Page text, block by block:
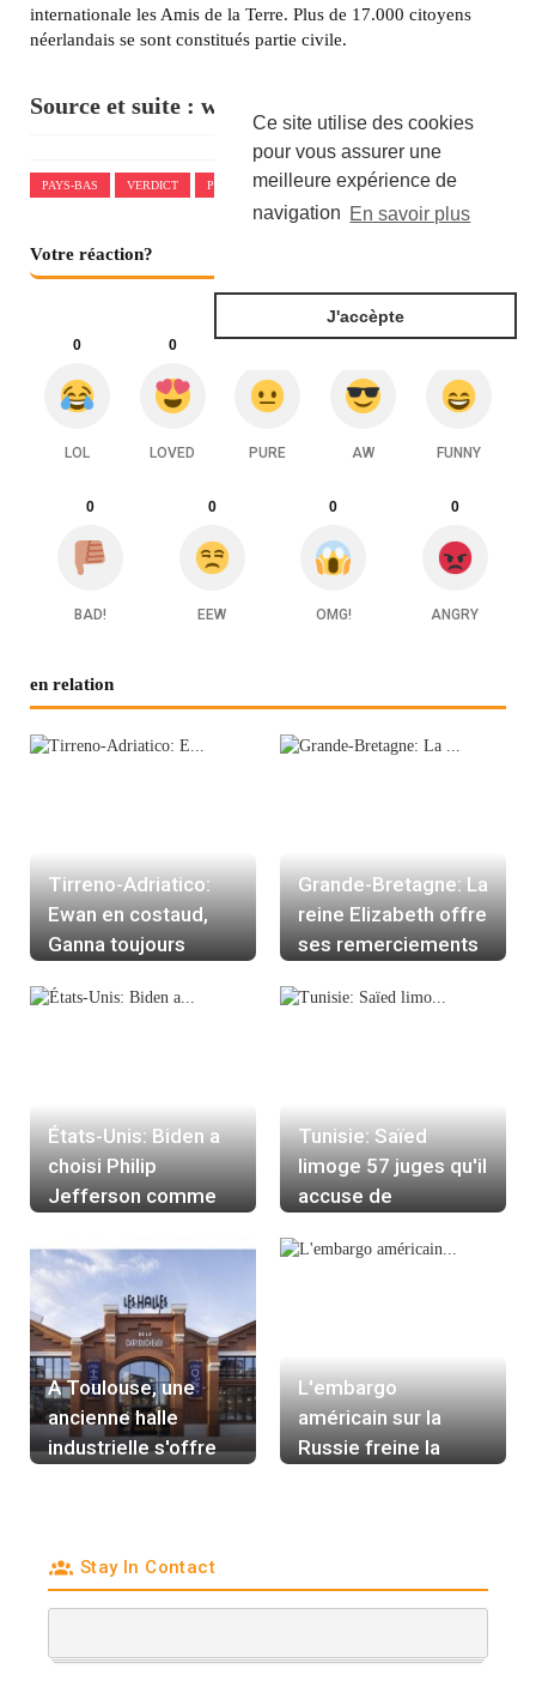
internationale les Amis de la Terre. Plus de 17.000 citoyens
néerlandais se sont constitués partie civile.
Source et suite : www.challenges.fr
PAYS-BAS VERDICT PROCÈS CLIMATIQUE CONTRE
Votre réaction?
0
LOL
0
LOVED
0
PURE
0
AW
0
FUNNY
0
BAD!
0
EEW
0
OMG!
0
ANGRY
en relation
Tirreno-Adriatico:
Ewan en costaud,
Ganna toujours
Grande-Bretagne: La
reine Elizabeth offre
ses remerciements
Jubilé de platine
États-Unis: Biden a
choisi Philip
Jefferson comme
Fed
Tunisie: Saïed
limoge 57 juges qu'il
accuse de
A Toulouse, une
ancienne halle
industrielle s'offre
L'embargo
américain sur la
Russie freine la
Stay In Contact
Ce site utilise des cookies
pour vous assurer une
meilleure expérience de
navigation En savoir plus
J'accèpte